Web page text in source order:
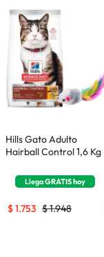
Hills Gato Adulto
Hairball Control 1,6 Kg
LlegaGRATIShoy
$1.948
$1.753